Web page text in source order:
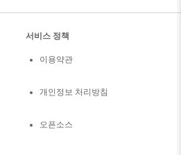
서비스 정책
이용약관
개인정보 처리방침
오픈소스